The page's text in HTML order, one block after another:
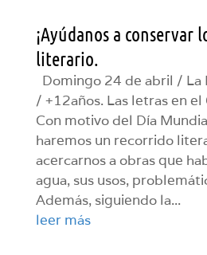
¡Ayúdanos a conservar
literario.
Domingo 24 de abril / La
/ +12años. Las letras en
Con motivo del Día
haremos un recorrido
acercarnos a obras que
agua, sus usos,
Además, siguiendo la...
leer más